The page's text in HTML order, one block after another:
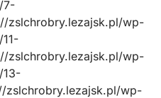
7-
zslchrobry.lezajsk.pl/wp-
zslchrobry.lezajsk.pl/wp-
13-
zslchrobry.lezajsk.pl/wp-